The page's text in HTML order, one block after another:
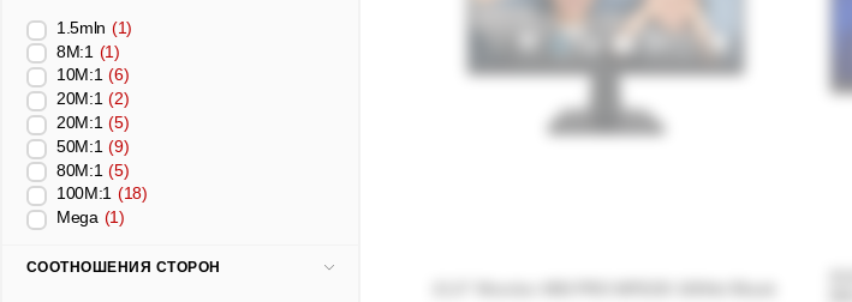
1.5mln (1)
8M:1 (1)
10M:1 (6)
20М:1 (2)
20M:1 (5)
50M:1 (9)
80M:1 (5)
100M:1 (18)
Mega (1)
СООТНОШЕНИЯ СТОРОН